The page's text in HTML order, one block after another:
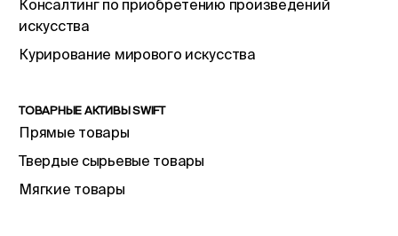
Консалтинг по приобретению произведений
искусства
Курирование мирового искусства
ТОВАРНЫЕ АКТИВЫ SWIFT
Прямые товары
Твердые сырьевые товары
Мягкие товары